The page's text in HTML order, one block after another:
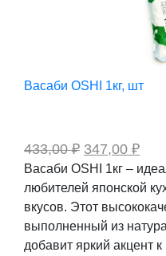
Васаби OSHI 1кг, шт
433,00₽
цена
составляла
433,00 ₽.
347,00 ₽
цена:
Васаби OSHI 1кг –
любителей японской
вкусов. Этот
выполненный из
добавит яркий